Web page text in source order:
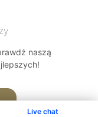
Live chat
naszą